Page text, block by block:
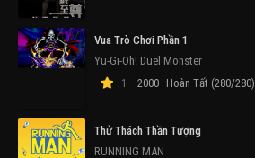
Vua Trò Chơi Phần 1
Yu-Gi-Oh! Duel Monster
1
2000 Hoàn Tất (280/280)
Thử Thách Thần Tượng
RUNNING MAN